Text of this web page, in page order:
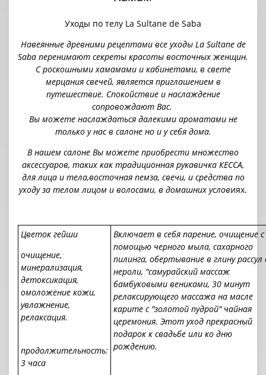
Уходы по телу La Sultane de Saba
Навеянные древними рецептами все уходы La Sultane de
Saba перенимают секреты красоты восточных женщин.
С роскошными хамамами и кабинетами, в свете
мерцания свечей, является приглашением в
путешествие. Спокойствие и наслаждение
сопровождают Вас.
Вы можете наслаждаться далекими ароматами не
только у нас в салоне но и у себя дома.
В нашем салоне Вы можете приобрести множество
аксессуаров, таких как традиционная рукавичка КЕССА,
для лица и тела,восточная пемза, свечи, и средства по
уходу за телом лицом и волосами, в домашних условиях.
Цветок гейши
очищение,
минерализация,
детоксикация,
омоложение кожи,
увлажнение,
релаксация.
продолжительность:
3 часа
Включает в себя парение, очищение с
помощью черного мыла, сахарного
пилинга, обертывание в глину рассул
нероли, "самурайский массаж
бамбуковыми вениками, 30 минут
релаксирующего массажа на масле
карите с "золотой пудрой" чайная
церемония. Этот уход прекрасный
подарок к свадьбе или ко дню
рождению.